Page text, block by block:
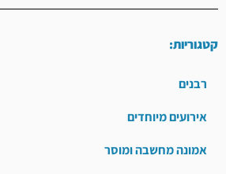
קטגוריות:
רבנים
אירועים מיוחדים
אמונה מחשבה ומוסר